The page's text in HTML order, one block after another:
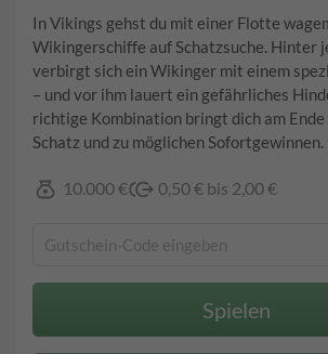
In Vikings gehst du mit einer Flotte
Wikingerschiffe auf Schatzsuche. Hinter
verbirgt sich ein Wikinger mit einem
– und vor ihm lauert ein gefährliches
richtige Kombination bringt dich am
Schatz und zu möglichen Sofortgewinnen.
10.000 € 0,50 € bis 2,00 €
Spielen